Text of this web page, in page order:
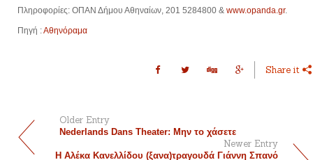
Πληροφορίες: ΟΠΑΝ Δήμου Αθηναίων, 201 5284800 & www.opanda.gr.
Πηγή :Αθηνόραμα
Share it
Older Entry
Nederlands Dans Theater: Μην το χάσετε
Newer Entry
Η Αλέκα Κανελλίδου (ξανα)τραγουδά Γιάννη Σπανό